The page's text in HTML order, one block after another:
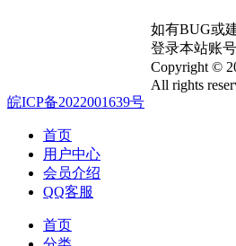
如有BUG或
登录本站账
Copyright ©
All rights
皖ICP备2022001639号
首页
用户中心
会员介绍
QQ客服
首页